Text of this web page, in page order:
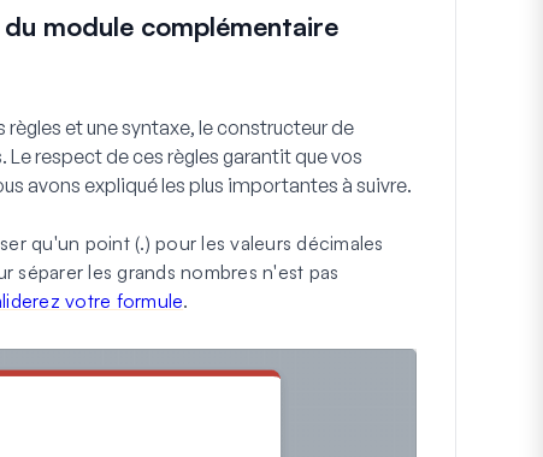
module complémentaire
et une syntaxe, le constructeur de
respect de ces règles garantit que vos
avons expliqué les plus importantes à suivre.
qu'un point (.) pour les valeurs décimales
séparer les grands nombres n'est pas
votre formule.